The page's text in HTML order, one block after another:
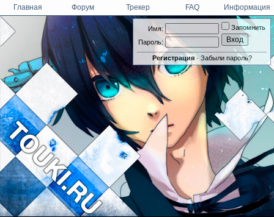
Имя:
Пароль:
Запомнить
Регистрация· Забыли пароль?
Главная Форум Трекер FAQ Информация